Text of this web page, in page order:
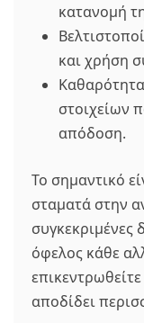
κατανομή
και χρήση
στοιχείων
απόδοση.
Το σημαντικό
σταματά στην
συγκεκριμένες
όφελος κάθε
αποδίδει